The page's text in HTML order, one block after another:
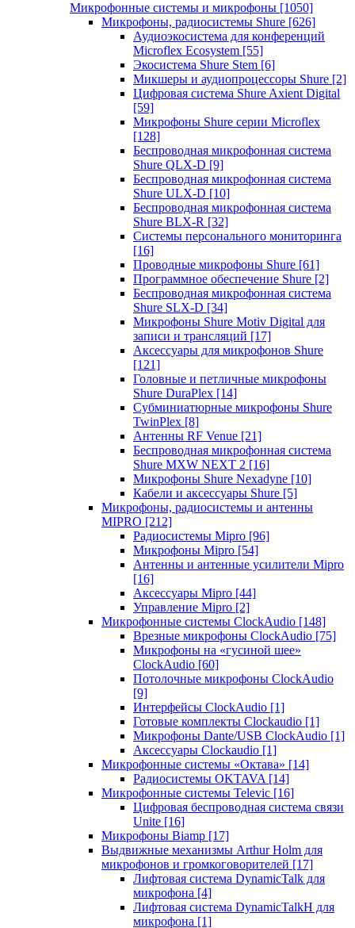
Микрофонные системы и микрофоны [1050]
Микрофоны, радиосистемы Shure [626]
Аудиоэкосистема для конференций
Microflex Ecosystem [55]
Экосистема Shure Stem [6]
Микшеры и аудиопроцессоры Shure [2]
Цифровая система Shure Axient Digital
[59]
Микрофоны Shure серии Microflex
[128]
Беспроводная микрофонная система
Shure QLX-D [9]
Беспроводная микрофонная система
Shure ULX-D [10]
Беспроводная микрофонная система
Shure BLX-R [32]
Системы персонального мониторинга
[16]
Проводные микрофоны Shure [61]
Программное обеспечение Shure [2]
Беспроводная микрофонная система
Shure SLX-D [34]
Микрофоны Shure Motiv Digital для
записи и трансляций [17]
Аксессуары для микрофонов Shure
[121]
Головные и петличные микрофоны
Shure DuraPlex [14]
Субминиатюрные микрофоны Shure
TwinPlex [8]
Антенны RF Venue [21]
Беспроводная микрофонная система
Shure MXW NEXT 2 [16]
Микрофоны Shure Nexadyne [10]
Кабели и аксессуары Shure [5]
Микрофоны, радиосистемы и антенны
MIPRO [212]
Радиосистемы Mipro [96]
Микрофоны Mipro [54]
Антенны и антенные усилители Mipro
[16]
Аксессуары Mipro [44]
Управление Mipro [2]
Микрофонные системы ClockAudio [148]
Врезные микрофоны ClockAudio [75]
Микрофоны на «гусиной шее»
ClockAudio [60]
Потолочные микрофоны ClockAudio
[9]
Интерфейсы ClockAudio [1]
Готовые комплекты Clockaudio [1]
Микрофоны Dante/USB ClockAudio [1]
Аксессуары Clockaudio [1]
Микрофонные системы «Октава» [14]
Радиосистемы OKTAVA [14]
Микрофонные системы Televic [16]
Цифровая беспроводная система связи
Unite [16]
Микрофоны Biamp [17]
Выдвижные механизмы Arthur Holm для
микрофонов и громкоговорителей [17]
Лифтовая система DynamicTalk для
микрофона [4]
Лифтовая система DynamicTalkH для
микрофона [1]